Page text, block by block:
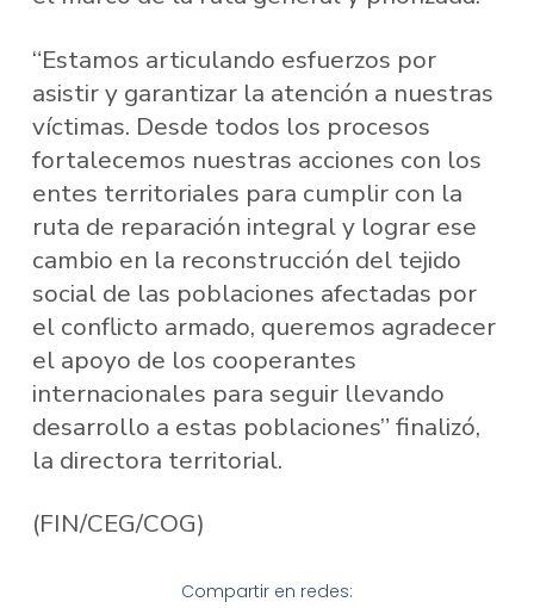
“Estamos articulando esfuerzos por
asistir y garantizar la atención a nuestras
víctimas. Desde todos los procesos
fortalecemos nuestras acciones con los
entes territoriales para cumplir con la
ruta de reparación integral y lograr ese
cambio en la reconstrucción del tejido
social de las poblaciones afectadas por
el conflicto armado, queremos agradecer
el apoyo de los cooperantes
internacionales para seguir llevando
desarrollo a estas poblaciones” finalizó,
la directora territorial.
(FIN/CEG/COG)
Compartir en redes: